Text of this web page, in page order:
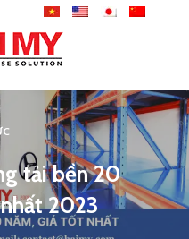
tải bền 20
2023